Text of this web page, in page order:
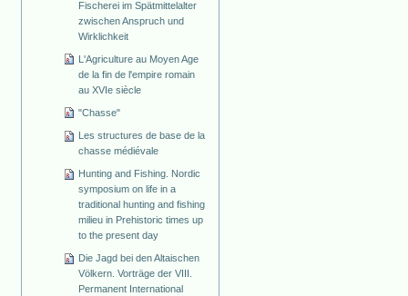
Fischerei im Spätmittelalter
zwischen Anspruch und
Wirklichkeit
L'Agriculture au Moyen Age
de la fin de l'empire romain
au XVIe siècle
"Chasse"
Les structures de base de la
chasse médiévale
Hunting and Fishing. Nordic
symposium on life in a
traditional hunting and fishing
milieu in Prehistoric times up
to the present day
Die Jagd bei den Altaischen
Völkern. Vorträge der VIII.
Permanent International